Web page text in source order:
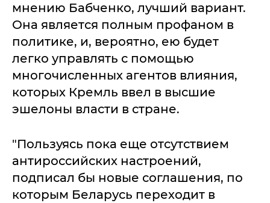
мнению Бабченко, лучший вариант.
Она является полным профаном в
политике, и, вероятно, ею будет
легко управлять с помощью
многочисленных агентов влияния,
которых Кремль ввел в высшие
эшелоны власти в стране.
"Пользуясь пока еще отсутствием
антироссийских настроений,
подписал бы новые соглашения, по
которым Беларусь переходит в